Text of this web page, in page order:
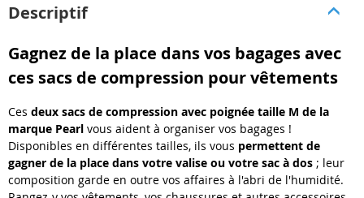
Descriptif
Gagnez de la place dans vos bagages avec
ces sacs de compression pour vêtements
Ces deux sacs de compression avec poignée taille M de la
marque Pearl vous aident à organiser vos bagages !
Disponibles en différentes tailles, ils vous permettent de
gagner de la place dans votre valise ou votre sac à dos ; leur
composition garde en outre vos affaires à l'abri de l'humidité.